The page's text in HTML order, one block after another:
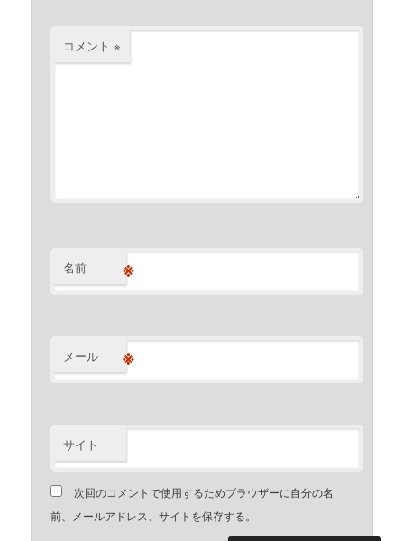
コメント※
名前 ※
メール ※
サイト
次回のコメントで使用するためブラウザーに自分の名
前、メールアドレス、サイトを保存する。